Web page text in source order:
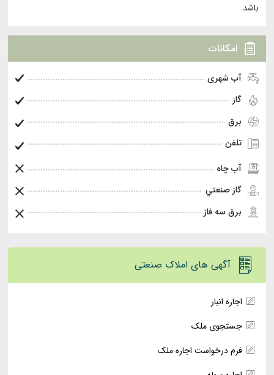
باشد.
امکانات
آب شهری
گاز
برق
تلفن
آب چاه
گاز صنعتي
برق سه فاز
آگهی های املاک صنعتی
اجاره انبار
جستجوی ملک
فرم درخواست اجاره ملک